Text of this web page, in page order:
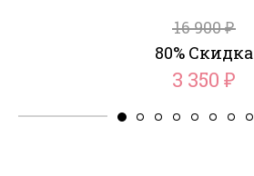
16 900₽
80% Скидка
3 350 ₽